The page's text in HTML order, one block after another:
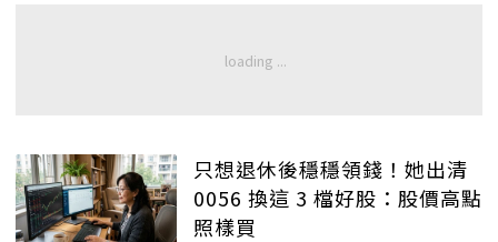
只想退休後穩穩領錢！她出清
0056 換這 3 檔好股：股價高點
照樣買